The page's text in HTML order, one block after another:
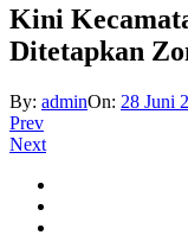
Kini
Ditetapkan
By: adminOn: 28 Juni
Prev
Next